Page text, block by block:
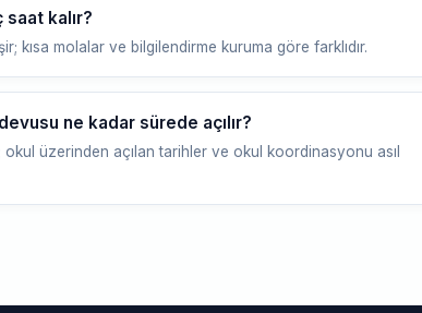
kalır?
kısa molalar ve bilgilendirme kuruma göre farklıdır.
ne kadar sürede açılır?
üzerinden açılan tarihler ve okul koordinasyonu asıl